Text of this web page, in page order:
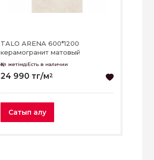
TALO ARENA 600*1200
керамогранит матовый
Қол жетімдіЕсть в наличии
24 990 тг/м2
Сатып алу